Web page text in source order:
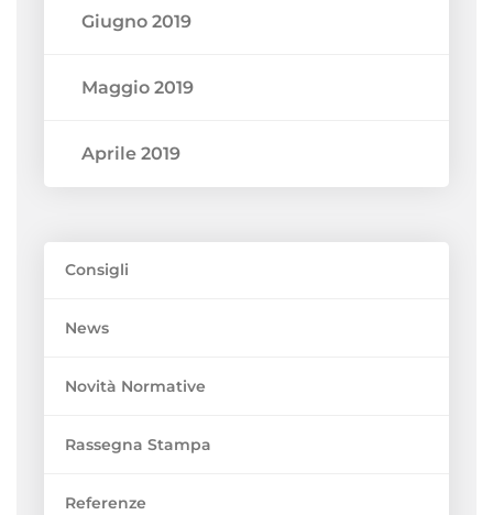
Giugno 2019
Maggio 2019
Aprile 2019
Consigli
News
Novità Normative
Rassegna Stampa
Referenze